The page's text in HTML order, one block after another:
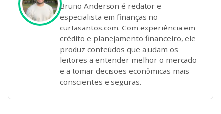
Bruno Anderson é redator e
especialista em finanças no
curtasantos.com. Com experiência em
crédito e planejamento financeiro, ele
produz conteúdos que ajudam os
leitores a entender melhor o mercado
e a tomar decisões econômicas mais
conscientes e seguras.